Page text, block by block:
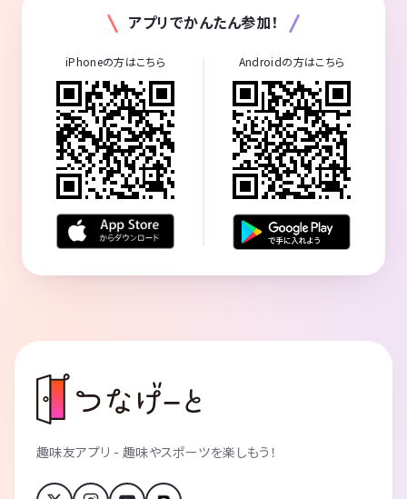
アプリでかんたん参加！
iPhoneの方はこちら Androidの方はこちら
趣味友アプリ - 趣味やスポーツを楽しもう！